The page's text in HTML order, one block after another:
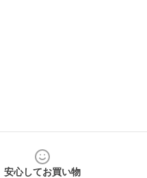
安心してお買い物